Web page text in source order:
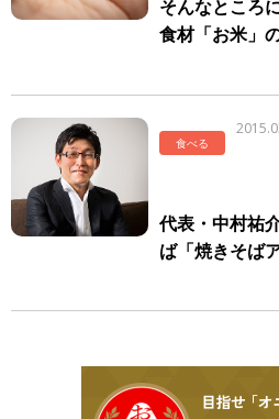
そんなところ
食材「お米」
食べる
代表・中村祐
ば「焼きそば